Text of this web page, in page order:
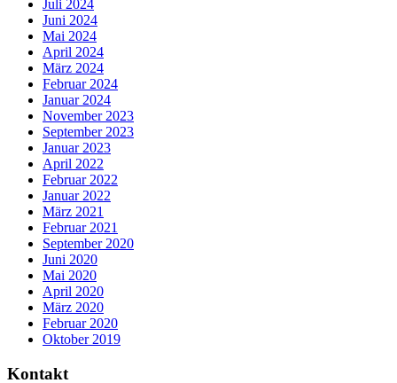
Juli 2024
Juni 2024
Mai 2024
April 2024
März 2024
Februar 2024
Januar 2024
November 2023
September 2023
Januar 2023
April 2022
Februar 2022
Januar 2022
März 2021
Februar 2021
September 2020
Juni 2020
Mai 2020
April 2020
März 2020
Februar 2020
Oktober 2019
Kontakt